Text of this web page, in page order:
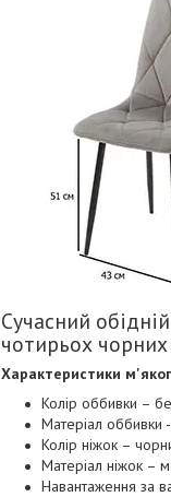
Сучасний
чотирьох
Характеристики
Колір оббивки –
Матеріал оббивки
Колір ніжок –
Матеріал ніжок –
Навантаження за